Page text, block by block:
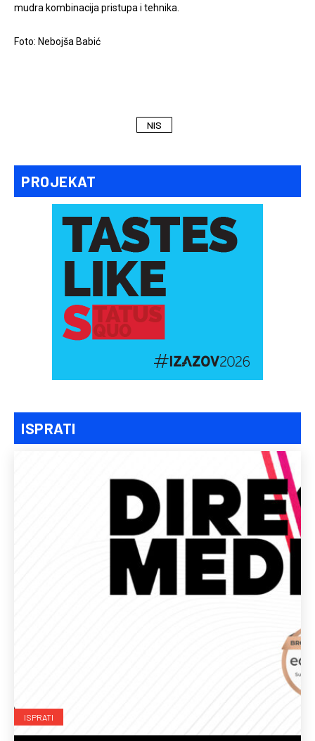
PROJEKAT
ISPRATI
ISPRATI
mudra kombinacija pristupa i tehnika.
Foto: Nebojša Babić
NIS